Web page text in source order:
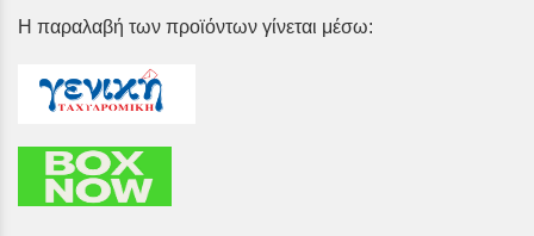
Η παραλαβή των προϊόντων γίνεται μέσω: